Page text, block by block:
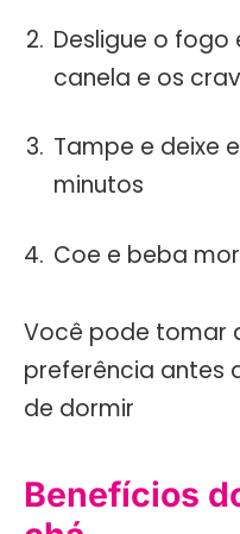
Desligue o
canela e os
Tampe e deixe
minutos
Coe e beba
Você pode tomar
preferência antes
de dormir
Benefícios